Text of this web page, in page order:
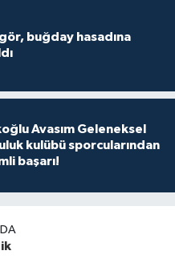
buğday hasadına
Avasım Geleneksel
kulübü sporcularından
başarı!